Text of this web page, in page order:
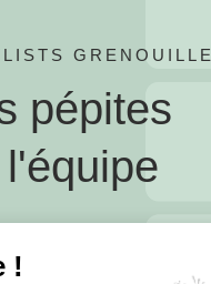
GRENOUILLE
pépites
!